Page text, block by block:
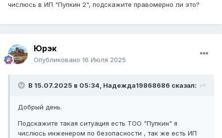
числюсь в ИП "Пупкин 2", подскажите правомерно ли это?
Юрэк
Опубликовано 16 Июля 2025
В 15.07.2025 в 05:34, Надежда19868686 сказал:
Добрый день.
Подскажите такая ситуация есть ТОО "Пупкин" я
числюсь инженером по безопасности , так же есть ИП